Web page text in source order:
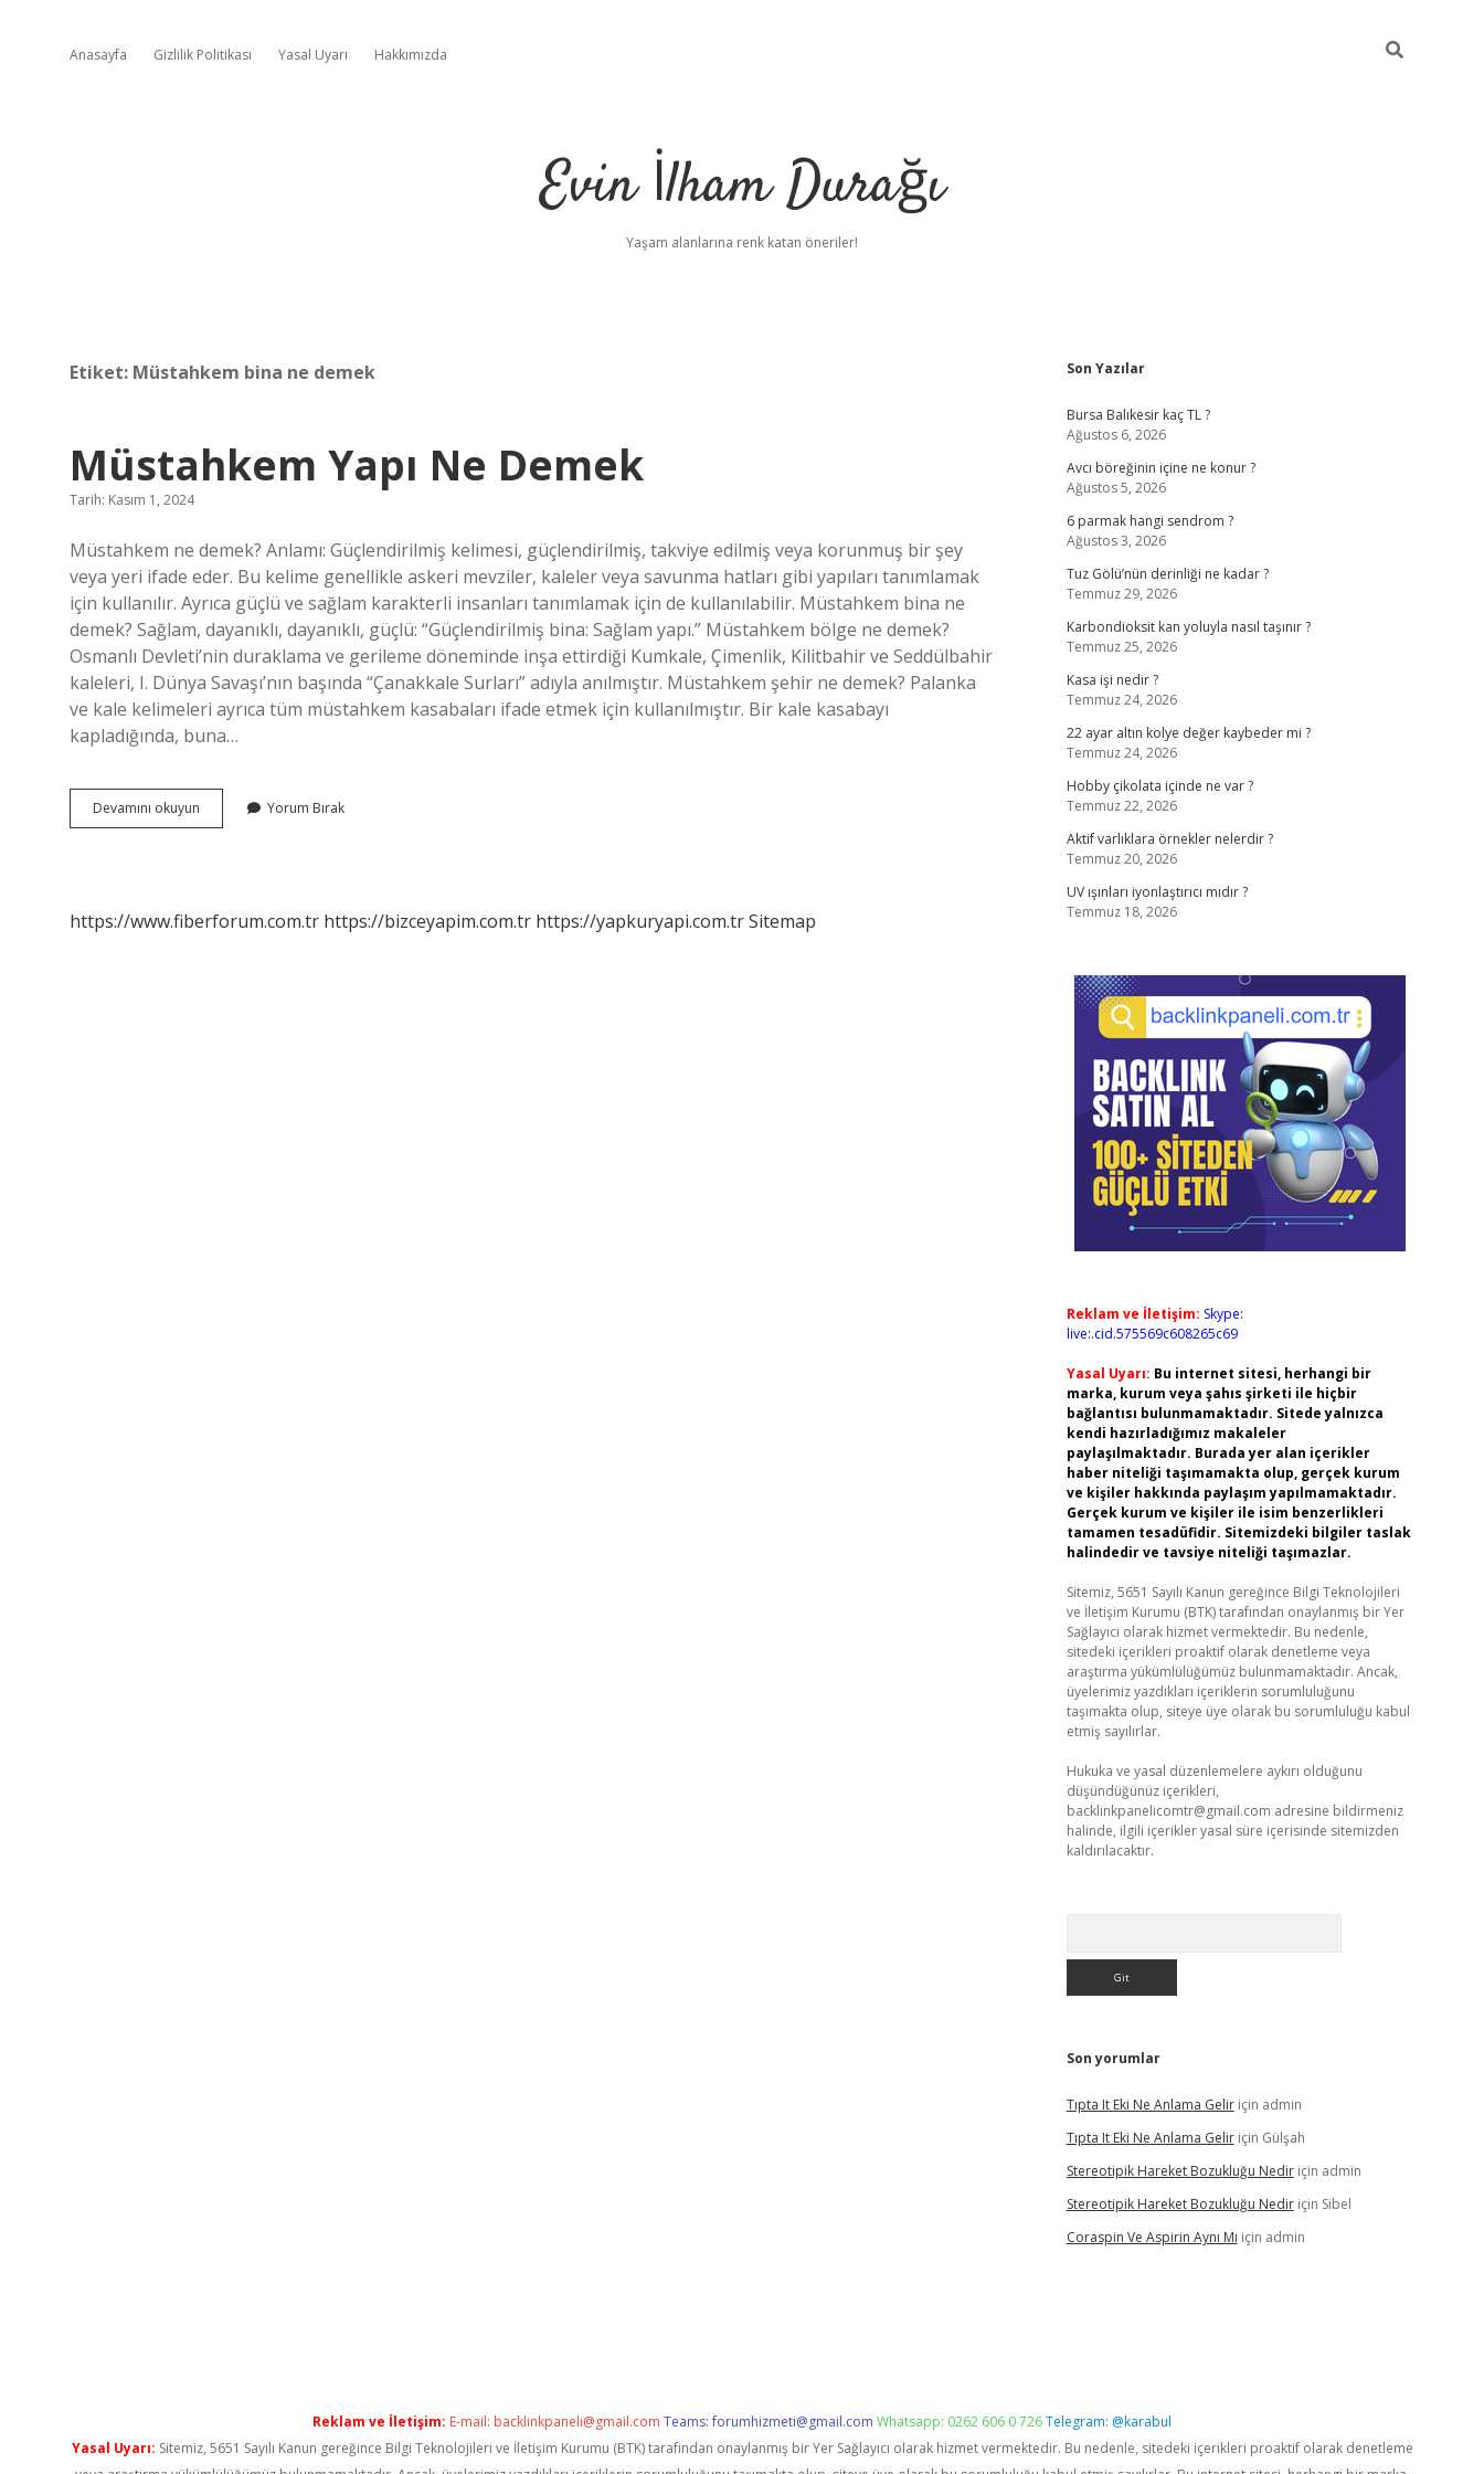
Anasayfa Gizlilik Politikası Yasal Uyarı Hakkımızda
Evin İlham Durağı
Yaşam alanlarına renk katan öneriler!
Etiket: Müstahkem bina ne demek
Müstahkem Yapı Ne Demek
Tarih: Kasım 1, 2024
Müstahkem ne demek? Anlamı: Güçlendirilmiş kelimesi, güçlendirilmiş, takviye edilmiş veya korunmuş bir şey
veya yeri ifade eder. Bu kelime genellikle askeri mevziler, kaleler veya savunma hatları gibi yapıları tanımlamak
için kullanılır. Ayrıca güçlü ve sağlam karakterli insanları tanımlamak için de kullanılabilir. Müstahkem bina ne
demek? Sağlam, dayanıklı, dayanıklı, güçlü: “Güçlendirilmiş bina: Sağlam yapı.” Müstahkem bölge ne demek?
Osmanlı Devleti’nin duraklama ve gerileme döneminde inşa ettirdiği Kumkale, Çimenlik, Kilitbahir ve Seddülbahir
kaleleri, I. Dünya Savaşı’nın başında “Çanakkale Surları” adıyla anılmıştır. Müstahkem şehir ne demek? Palanka
ve kale kelimeleri ayrıca tüm müstahkem kasabaları ifade etmek için kullanılmıştır. Bir kale kasabayı
kapladığında, buna…
Devamını okuyun Müstahkem
Yapı
Yorum Bırak
https://www.fiberforum.com.tr https://bizceyapim.com.tr https://yapkuryapi.com.trSitemap
Sidebar
Son Yazılar
Bursa Balıkesir kaç TL ?
Ağustos 6, 2026
Avcı böreğinin içine ne konur ?
Ağustos 5, 2026
6 parmak hangi sendrom ?
Ağustos 3, 2026
Tuz Gölü’nün derinliği ne kadar ?
Temmuz 29, 2026
Karbondioksit kan yoluyla nasıl taşınır ?
Temmuz 25, 2026
Kasa işi nedir ?
Temmuz 24, 2026
22 ayar altın kolye değer kaybeder mi ?
Temmuz 24, 2026
Hobby çikolata içinde ne var ?
Temmuz 22, 2026
Aktif varlıklara örnekler nelerdir ?
Temmuz 20, 2026
UV ışınları iyonlaştırıcı mıdır ?
Temmuz 18, 2026
Reklam ve İletişim: Skype:
live:.cid.575569c608265c69
Yasal Uyarı: Bu internet sitesi, herhangi bir
marka, kurum veya şahıs şirketi ile hiçbir
bağlantısı bulunmamaktadır. Sitede yalnızca
kendi hazırladığımız makaleler
paylaşılmaktadır. Burada yer alan içerikler
haber niteliği taşımamakta olup, gerçek kurum
ve kişiler hakkında paylaşım yapılmamaktadır.
Gerçek kurum ve kişiler ile isim benzerlikleri
tamamen tesadüfidir. Sitemizdeki bilgiler taslak
halindedir ve tavsiye niteliği taşımazlar.
Sitemiz, 5651 Sayılı Kanun gereğince Bilgi Teknolojileri
ve İletişim Kurumu (BTK) tarafından onaylanmış bir Yer
Sağlayıcı olarak hizmet vermektedir. Bu nedenle,
sitedeki içerikleri proaktif olarak denetleme veya
araştırma yükümlülüğümüz bulunmamaktadır. Ancak,
üyelerimiz yazdıkları içeriklerin sorumluluğunu
taşımakta olup, siteye üye olarak bu sorumluluğu kabul
etmiş sayılırlar.
Hukuka ve yasal düzenlemelere aykırı olduğunu
düşündüğünüz içerikleri,
backlinkpanelicomtr@gmail.com adresine bildirmeniz
halinde, ilgili içerikler yasal süre içerisinde sitemizden
kaldırılacaktır.
Son yorumlar
Tıpta It Eki Ne Anlama Geliriçin admin
Tıpta It Eki Ne Anlama Geliriçin Gülşah
Stereotipik Hareket Bozukluğu Nediriçin admin
Stereotipik Hareket Bozukluğu Nediriçin Sibel
Coraspin Ve Aspirin Aynı Mı için admin
Reklam ve İletişim: E-mail: backlinkpaneli@gmail.com Teams:forumhizmeti@gmail.com Whatsapp: 0262 606 0 726Telegram: @karabul
Yasal Uyarı: Sitemiz, 5651 Sayılı Kanun gereğince Bilgi Teknolojileri ve İletişim Kurumu (BTK) tarafından onaylanmış bir Yer Sağlayıcı olarak hizmet vermektedir. Bu nedenle, sitedeki içerikleri proaktif olarak denetleme